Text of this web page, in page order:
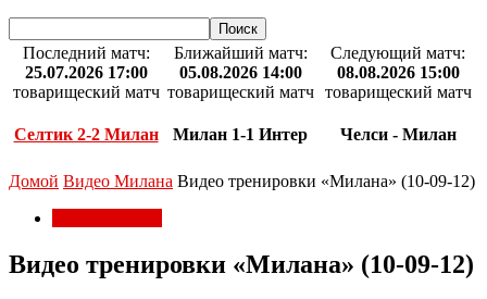
Последний матч:
25.07.2026 17:00
товарищеский матч
Селтик 2-2 Милан
Ближайший матч:
05.08.2026 14:00
товарищеский матч
Милан 1-1 Интер
Следующий матч:
08.08.2026 15:00
товарищеский матч
Челси - Милан
Домой Видео Милана Видео тренировки «Милана» (10-09-12)
Видео тренировки «Милана» (10-09-12)